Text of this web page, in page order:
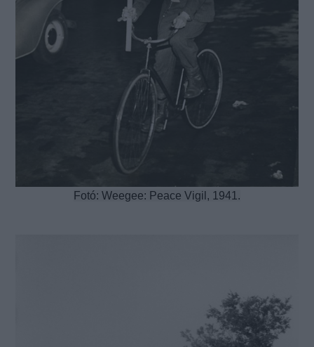
Fotó: Weegee: Peace Vigil, 1941.